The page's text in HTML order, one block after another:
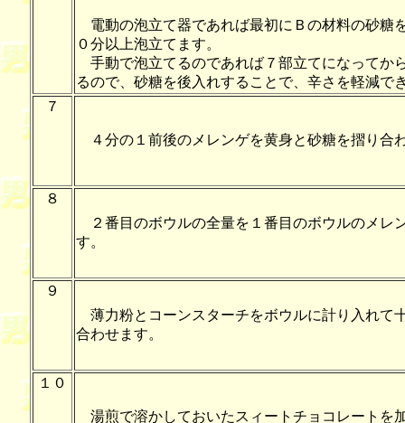
電動の泡立て器であれば最初にＢの材料の砂糖
０分以上泡立てます。
手動で泡立てるのであれば７部立てになってか
るので、砂糖を後入れすることで、辛さを軽減で
７
４分の１前後のメレンゲを黄身と砂糖を摺り合
８
２番目のボウルの全量を１番目のボウルのメレ
す。
９
薄力粉とコーンスターチをボウルに計り入れて
合わせます。
１０
湯煎で溶かしておいたスィートチョコレートを